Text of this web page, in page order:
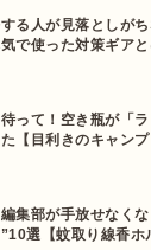
る人が見落としが
で使った対策ギア
って！空き瓶が「
【目利きのキャンプ
集部が手放せなく
選【蚊取り線香ホ